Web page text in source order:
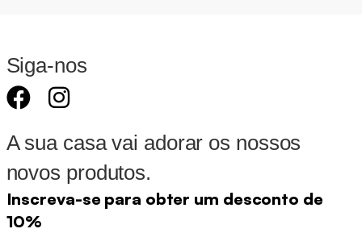
Siga-nos
A sua casa vai adorar os nossos
novos produtos.
Inscreva-se para obter um desconto de
10%